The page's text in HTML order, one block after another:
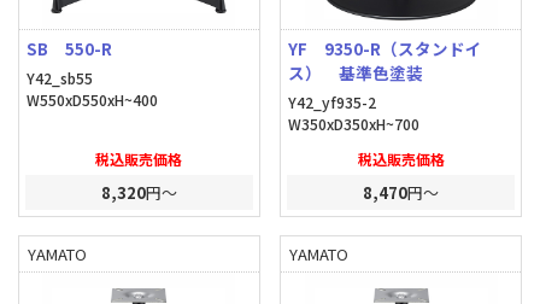
SB 550-R
Y42_sb55
W550xD550xH~400
税込販売価格
8,320円～
YF 9350-R（スタンドイ
ス） 基準色塗装
Y42_yf935-2
W350xD350xH~700
税込販売価格
8,470円～
YAMATO YAMATO